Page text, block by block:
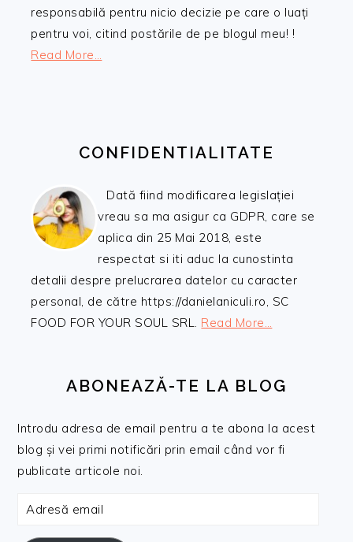
responsabilă pentru nicio decizie pe care o luați
pentru voi, citind postările de pe blogul meu! !
Read More…
CONFIDENTIALITATE
Dată fiind modificarea legislației
vreau sa ma asigur ca GDPR, care se
aplica din 25 Mai 2018, este
respectat si iti aduc la cunostinta
detalii despre prelucrarea datelor cu caracter
personal, de către https://danielaniculi.ro, SC
FOOD FOR YOUR SOUL SRL. Read More…
ABONEAZĂ-TE LA BLOG
Introdu adresa de email pentru a te abona la acest
blog și vei primi notificări prin email când vor fi
publicate articole noi.
Adresă